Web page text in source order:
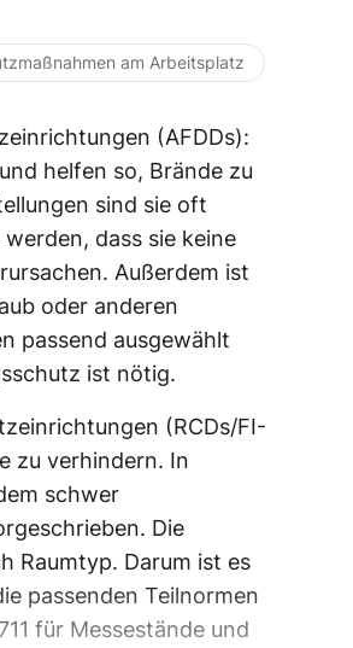
am Arbeitsplatz
(AFDDs):
helfen so, Brände zu
sind sie oft
dass sie keine
Außerdem ist
oder anderen
passend ausgewählt
ist nötig.
(RCDs/FI-
zu verhindern. In
schwer
Die
Raumtyp. Darum ist es
passenden Teilnormen
für Messestände und